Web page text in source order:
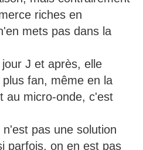
riches en
mets pas dans la
J et après, elle
fan, même en la
au micro-onde, c'est
pas une solution
parfois, on en est pas